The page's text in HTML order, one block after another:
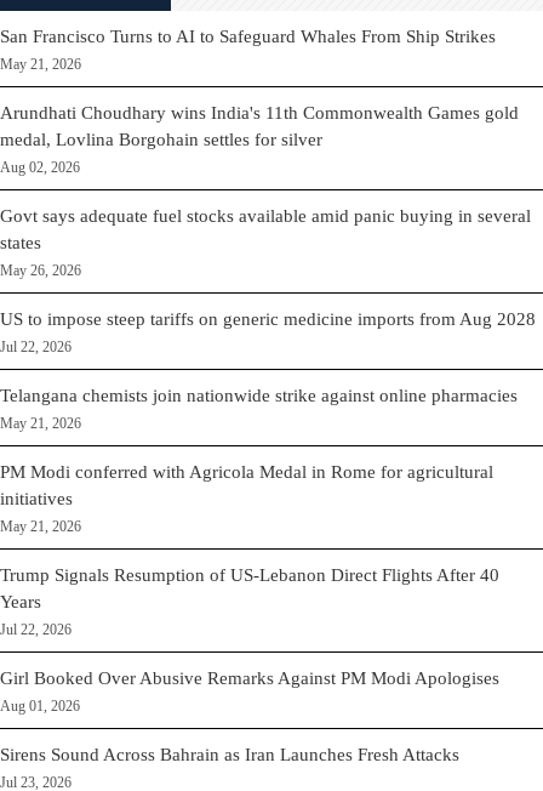
San Francisco Turns to AI to Safeguard Whales From Ship Strikes
May 21, 2026
Arundhati Choudhary wins India's 11th Commonwealth Games gold
medal, Lovlina Borgohain settles for silver
Aug 02, 2026
Govt says adequate fuel stocks available amid panic buying in several
states
May 26, 2026
US to impose steep tariffs on generic medicine imports from Aug 2028
Jul 22, 2026
Telangana chemists join nationwide strike against online pharmacies
May 21, 2026
PM Modi conferred with Agricola Medal in Rome for agricultural
initiatives
May 21, 2026
Trump Signals Resumption of US-Lebanon Direct Flights After 40
Years
Jul 22, 2026
Girl Booked Over Abusive Remarks Against PM Modi Apologises
Aug 01, 2026
Sirens Sound Across Bahrain as Iran Launches Fresh Attacks
Jul 23, 2026